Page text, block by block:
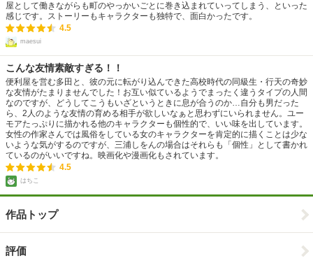
屋として働きながらも町のやっかいごとに巻き込まれていってしまう、といった
感じです。ストーリーもキャラクターも独特で、面白かったです。
4.5
maesui
こんな友情素敵すぎる！！
便利屋を営む多田と、彼の元に転がり込んできた高校時代の同級生・行天の奇妙
な友情がたまりませんでした！お互い似ているようでまったく違うタイプの人間
なのですが、どうしてこうもいざというときに息が合うのか…自分も男だった
ら、2人のような友情の育める相手が欲しいなぁと思わずにいられません。ユー
モアたっぷりに描かれる他のキャラクターも個性的で、いい味を出しています。
女性の作家さんでは風俗をしている女のキャラクターを肯定的に描くことは少な
いような気がするのですが、三浦しをんの場合はそれらも「個性」として書かれ
ているのがいいですね。映画化や漫画化もされています。
4.5
はちこ
作品トップ
評価